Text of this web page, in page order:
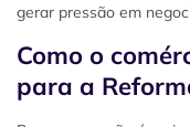
gerar pressão em
Como o
para a